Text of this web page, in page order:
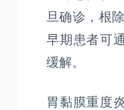
旦确诊，根
早期患者可
缓解。
胃黏膜重度